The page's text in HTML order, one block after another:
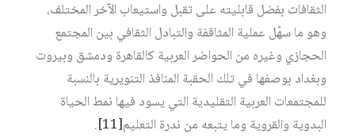
الثقافات بفضل قابليته على تقبل واستيعاب الآخر المختلف،
وهو ما سهّل عملية المثاقفة والتبادل الثقافي بين المجتمع
الحجازي وغيره من الحواضر العربية كالقاهرة ودمشق وبيروت
وبغداد بوصفها في تلك الحقبة المنافذ التنويرية بالنسبة
للمجتمعات العربية التقليدية التي يسود فيها نمط الحياة
البدوية والقروية وما يتبعه من ندرة التعليم‏[11]
.